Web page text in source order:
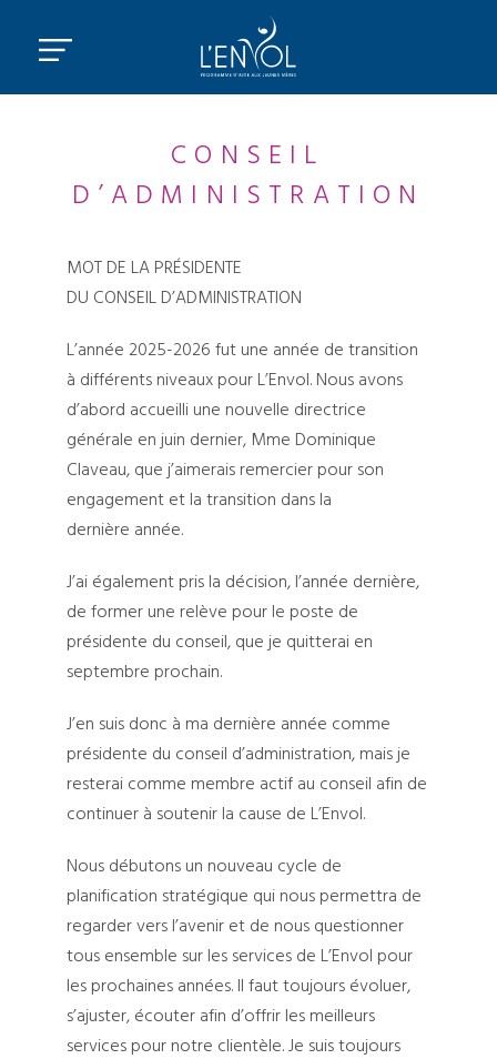
CONSEIL
D’ADMINISTRATION
MOT DE LA PRÉSIDENTE
DU CONSEIL D’ADMINISTRATION
L’année 2025-2026 fut une année de transition
à différents niveaux pour L’Envol. Nous avons
d’abord accueilli une nouvelle directrice
générale en juin dernier, Mme Dominique
Claveau, que j’aimerais remercier pour son
engagement et la transition dans la
dernière année.
J’ai également pris la décision, l’année dernière,
de former une relève pour le poste de
présidente du conseil, que je quitterai en
septembre prochain.
J’en suis donc à ma dernière année comme
présidente du conseil d’administration, mais je
resterai comme membre actif au conseil afin de
continuer à soutenir la cause de L’Envol.
Nous débutons un nouveau cycle de
planification stratégique qui nous permettra de
regarder vers l’avenir et de nous questionner
tous ensemble sur les services de L’Envol pour
les prochaines années. Il faut toujours évoluer,
s’ajuster, écouter afin d’offrir les meilleurs
services pour notre clientèle. Je suis toujours